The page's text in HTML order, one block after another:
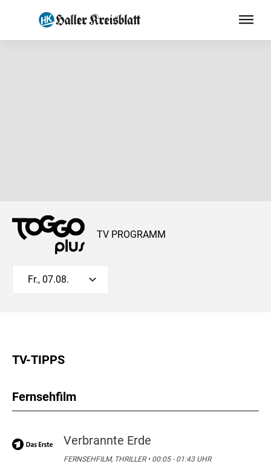
TV PROGRAMM
Fr., 07.08.
TV-TIPPS
Fernsehfilm
Verbrannte Erde
FERNSEHFILM, THRILLER • 00:05 - 01:43 UHR